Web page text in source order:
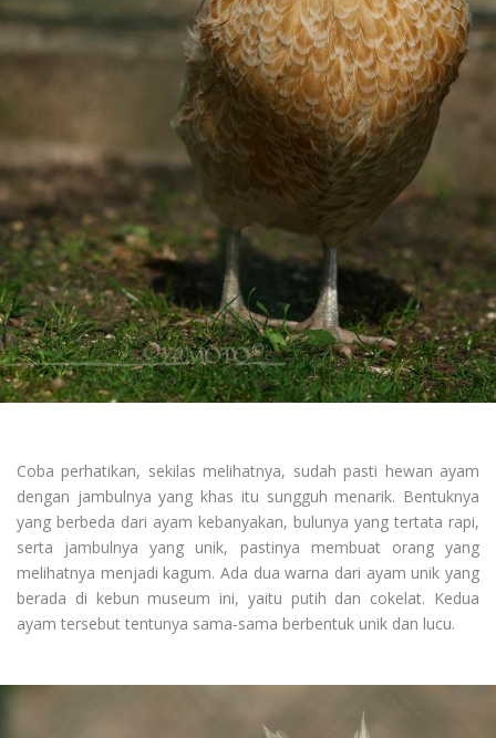
Coba perhatikan, sekilas melihatnya, sudah pasti hewan ayam
dengan jambulnya yang khas itu sungguh menarik. Bentuknya
yang berbeda dari ayam kebanyakan, bulunya yang tertata rapi,
serta jambulnya yang unik, pastinya membuat orang yang
melihatnya menjadi kagum. Ada dua warna dari ayam unik yang
berada di kebun museum ini, yaitu putih dan cokelat. Kedua
ayam tersebut tentunya sama-sama berbentuk unik dan lucu.